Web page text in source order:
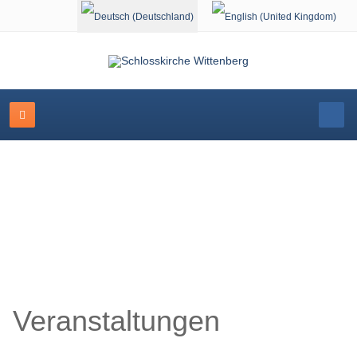
Sprache auswählen
Veranstaltungen